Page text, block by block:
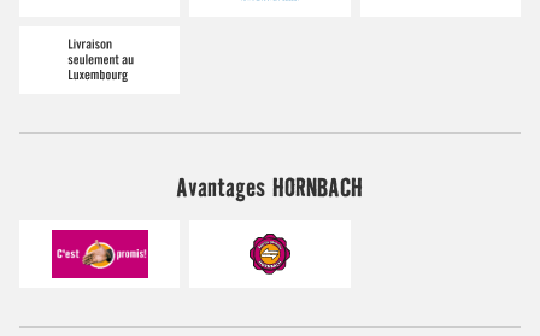
Avantages HORNBACH